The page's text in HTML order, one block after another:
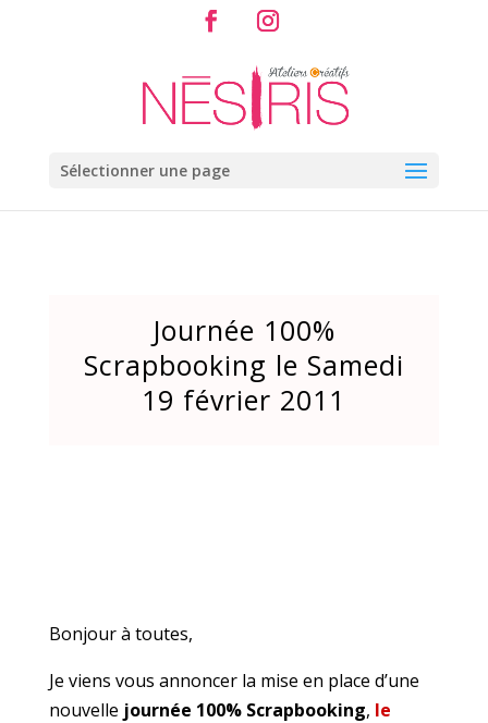
Sélectionner une page
Journée 100%
Scrapbooking le Samedi
19 février 2011
Bonjour à toutes,
Je viens vous annoncer la mise en place d’une
nouvelle journée 100% Scrapbooking, le